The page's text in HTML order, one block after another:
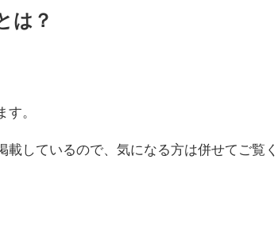
は？
。
載しているので、気になる方は併せてご覧く